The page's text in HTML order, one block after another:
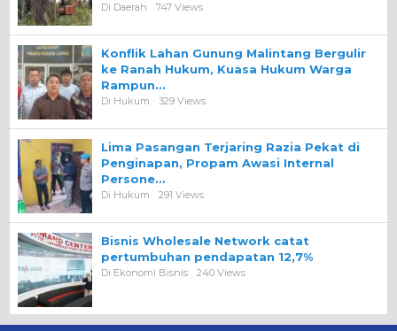
Di Daerah 747 Views
Konflik Lahan Gunung Malintang Bergulir
ke Ranah Hukum, Kuasa Hukum Warga
Rampun…
Di Hukum 329 Views
Lima Pasangan Terjaring Razia Pekat di
Penginapan, Propam Awasi Internal
Persone…
Di Hukum 291 Views
Bisnis Wholesale Network catat
pertumbuhan pendapatan 12,7%
Di Ekonomi Bisnis 240 Views